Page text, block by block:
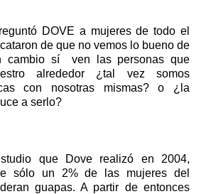
DOVE a mujeres de todo el
de que no vemos lo bueno de
cambio sí ven las personas que
alrededor ¿tal vez somos
con nosotras mismas? o ¿la
a serlo?
que Dove realizó en 2004,
sólo un 2% de las mujeres del
guapas. A partir de entonces